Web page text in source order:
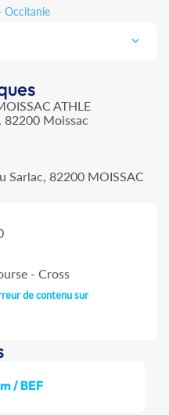
Occitanie
ATHLE
82200 Moissac
Sarlac, 82200 MOISSAC
- Cross
de contenu sur
/ BEF